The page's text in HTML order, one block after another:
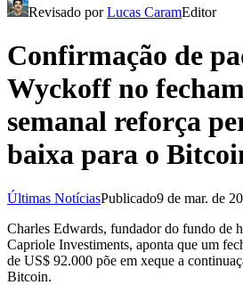
Revisado porLucas CaramEditor
Confirmação de
Wyckoff no
semanal reforça
baixa para o
Últimas NotíciasPublicado9 de mar. de
Charles Edwards, fundador do fundo de
Capriole Investiments, aponta que um
de US$ 92.000 põe em xeque a
Bitcoin.